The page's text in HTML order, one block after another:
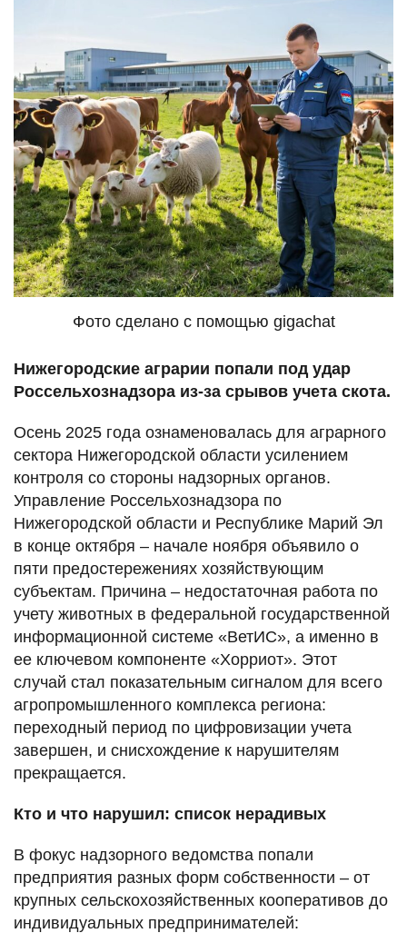
Фото сделано с помощью gigachat
Нижегородские аграрии попали под удар
Россельхознадзора из-за срывов учета скота.
Осень 2025 года ознаменовалась для аграрного
сектора Нижегородской области усилением
контроля со стороны надзорных органов.
Управление Россельхознадзора по
Нижегородской области и Республике Марий Эл
в конце октября – начале ноября объявило о
пяти предостережениях хозяйствующим
субъектам. Причина – недостаточная работа по
учету животных в федеральной государственной
информационной системе «ВетИС», а именно в
ее ключевом компоненте «Хорриот». Этот
случай стал показательным сигналом для всего
агропромышленного комплекса региона:
переходный период по цифровизации учета
завершен, и снисхождение к нарушителям
прекращается.
Кто и что нарушил: список нерадивых
В фокус надзорного ведомства попали
предприятия разных форм собственности – от
крупных сельскохозяйственных кооперативов до
индивидуальных предпринимателей: